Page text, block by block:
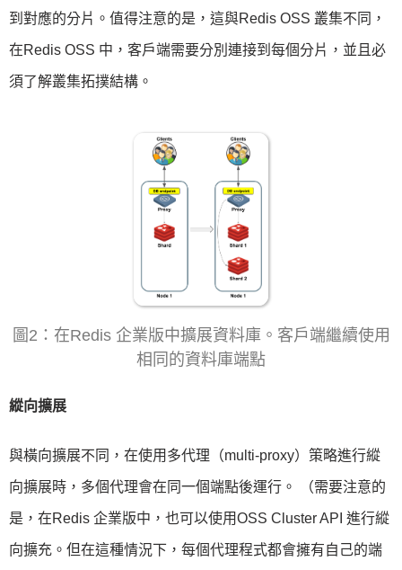
到對應的分片。值得注意的是，這與Redis OSS 叢集不同，
在Redis OSS 中，客戶端需要分別連接到每個分片，並且必
須了解叢集拓撲結構。
圖2：在Redis 企業版中擴展資料庫。客戶端繼續使用
相同的資料庫端點
縱向擴展
與橫向擴展不同，在使用多代理（multi-proxy）策略進行縱
向擴展時，多個代理會在同一個端點後運行。 （需要注意的
是，在Redis 企業版中，也可以使用OSS Cluster API 進行縱
向擴充。但在這種情況下，每個代理程式都會擁有自己的端